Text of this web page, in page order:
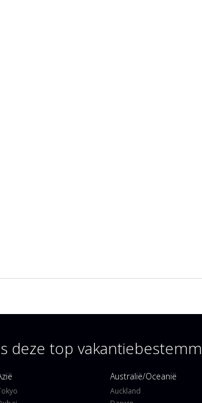
deze top
Australië/Oceanië
Auckland